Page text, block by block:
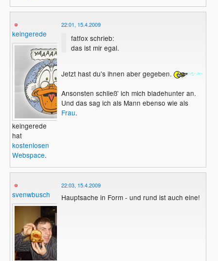
keingerede
keingerede
hat
kostenlosen
Webspace.
22:01, 15.4.2009
fatfox schrieb:
das ist mir egal.
Jetzt hast du's ihnen aber gegeben.
Ansonsten schließ' ich mich bladehunter an.
Und das sag ich als Mann ebenso wie als
Frau.
svenwbusch
22:03, 15.4.2009
Hauptsache in Form - und rund ist auch eine!